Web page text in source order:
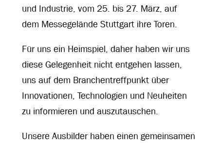
und Industrie, vom 25. bis 27. März, auf
dem Messegelände Stuttgart ihre Toren.
Für uns ein Heimspiel, daher haben wir uns
diese Gelegenheit nicht entgehen lassen,
uns auf dem Branchentreffpunkt über
Innovationen, Technologien und Neuheiten
zu informieren und auszutauschen.
Unsere Ausbilder haben einen gemeinsamen